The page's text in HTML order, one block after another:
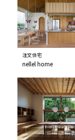
注文住宅
nellel home